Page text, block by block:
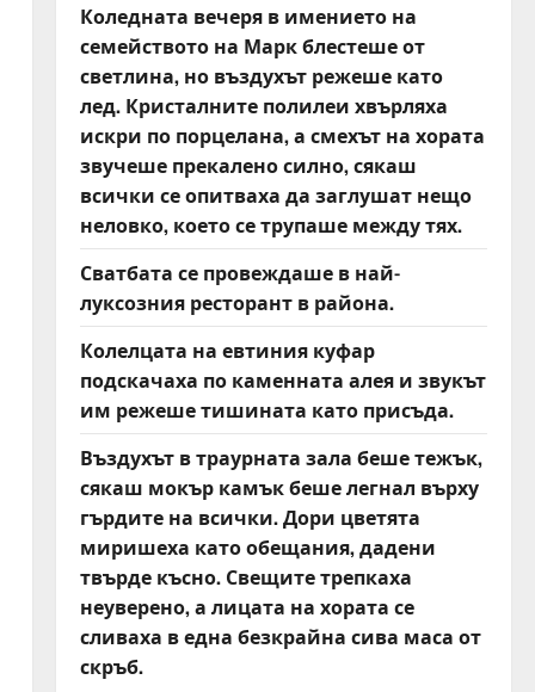
Коледната вечеря в имението на
семейството на Марк блестеше от
светлина, но въздухът режеше като
лед. Кристалните полилеи хвърляха
искри по порцелана, а смехът на хората
звучеше прекалено силно, сякаш
всички се опитваха да заглушат нещо
неловко, което се трупаше между тях.
Сватбата се провеждаше в най-
луксозния ресторант в района.
Колелцата на евтиния куфар
подскачаха по каменната алея и звукът
им режеше тишината като присъда.
Въздухът в траурната зала беше тежък,
сякаш мокър камък беше легнал върху
гърдите на всички. Дори цветята
миришеха като обещания, дадени
твърде късно. Свещите трепкаха
неуверено, а лицата на хората се
сливаха в една безкрайна сива маса от
скръб.